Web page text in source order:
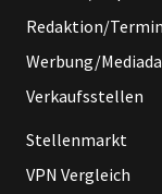
Redaktion/
Werbung/
Verkaufsstellen
Stellenmarkt
VPN Vergleich